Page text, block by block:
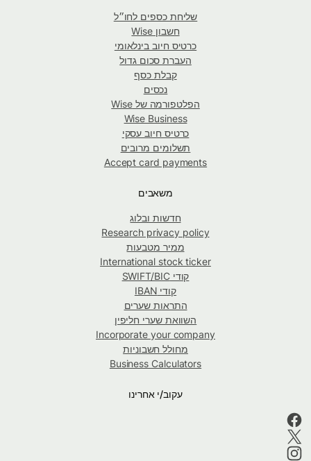
שליחת כספים לחו״ל
חשבון Wise
כרטיס חיוב בינלאומי
העברת סכום גדול
קבלת כסף
נכסים
הפלטפורמה של Wise
Wise Business
כרטיס חיוב עסקי
תשלומים מרובים
Accept card payments
משאבים
חדשות ובלוג
Research privacy policy
ממיר מטבעות
International stock ticker
קודי SWIFT/BIC
קודי IBAN
התראות שערים
השוואת שערי חליפין
Incorporate your company
מחולל חשבוניות
Business Calculators
עקוב/י אחרינו